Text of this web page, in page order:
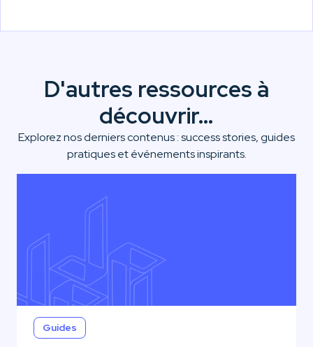
D'autres ressources à
découvrir…
Explorez nos derniers contenus : success stories, guides
pratiques et événements inspirants.
Guides